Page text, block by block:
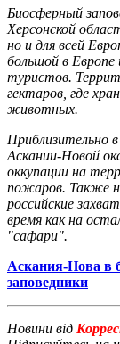
Биосферный
Херсонской
но и для всей
большой в Европе
туристов.
гектаров, где
животных.
Приблизительно
Аскании-Новой
оккупации на
пожаров. Также
российские
время как на
"сафари".
Аскания-Нова в
заповедники
Новини від